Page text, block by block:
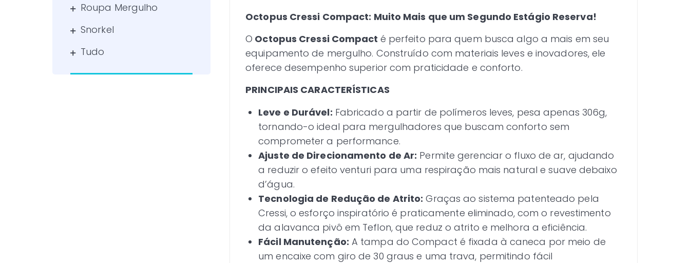
Octopus Cressi Compact: Muito Mais que um Segundo Estágio Reserva!
O Octopus Cressi Compact é perfeito para quem busca algo a mais em seu
equipamento de mergulho. Construído com materiais leves e inovadores, ele
oferece desempenho superior com praticidade e conforto.
PRINCIPAIS CARACTERÍSTICAS
Leve e Durável: Fabricado a partir de polímeros leves, pesa apenas 306g,
tornando-o ideal para mergulhadores que buscam conforto sem
comprometer a performance.
Ajuste de Direcionamento de Ar: Permite gerenciar o fluxo de ar, ajudando
a reduzir o efeito venturi para uma respiração mais natural e suave debaixo
d’água.
Tecnologia de Redução de Atrito: Graças ao sistema patenteado pela
Cressi, o esforço inspiratório é praticamente eliminado, com o revestimento
da alavanca pivô em Teflon, que reduz o atrito e melhora a eficiência.
Fácil Manutenção: A tampa do Compact é fixada à caneca por meio de
um encaixe com giro de 30 graus e uma trava, permitindo fácil
Roupa Mergulho
Snorkel
Tudo